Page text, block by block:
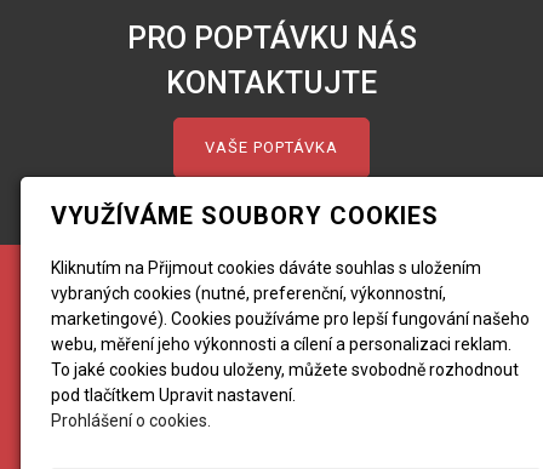
PRO POPTÁVKU NÁS
KONTAKTUJTE
VAŠE POPTÁVKA
ICARUS BP, spol. s r.o.
Hvozdecká 134, 664 71 Veverská Bítýška
+420 603 816 334
paveldrcmanek@icarusbp.cz
IČ 15527778
VYUŽÍVÁME SOUBORY COOKIES
Kliknutím na Přijmout cookies dáváte souhlas s uložením
vybraných cookies (nutné, preferenční, výkonnostní,
marketingové). Cookies používáme pro lepší fungování našeho
webu, měření jeho výkonnosti a cílení a personalizaci reklam.
To jaké cookies budou uloženy, můžete svobodně rozhodnout
pod tlačítkem Upravit nastavení.
Prohlášení o cookies.